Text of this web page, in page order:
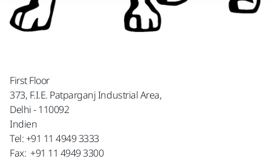
First Floor
373, F.I.E. Patparganj Industrial Area,
Delhi - 110092
Indien
Tel: +91 11 4949 3333
Fax: +91 11 4949 3300